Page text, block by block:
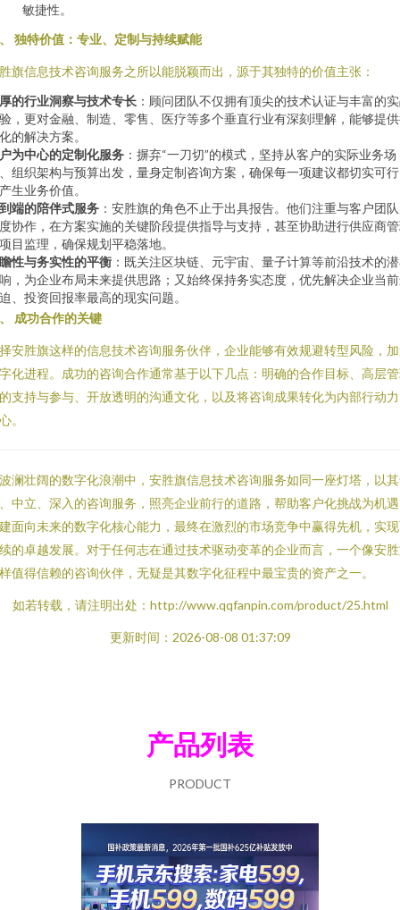
敏捷性。
独特价值：专业、定制与持续赋能
旗信息技术咨询服务之所以能脱颖而出，源于其独特的价值主张：
的行业洞察与技术专长 ：顾问团队不仅拥有顶尖的技术认证与丰富的
，更对金融、制造、零售、医疗等多个垂直行业有深刻理解，能够提
的解决方案。
为中心的定制化服务 ：摒弃“一刀切”的模式，坚持从客户的实际业务场
组织架构与预算出发，量身定制咨询方案，确保每一项建议都切实可
生业务价值。
端的陪伴式服务 ：安胜旗的角色不止于出具报告。他们注重与客户团
协作，在方案实施的关键阶段提供指导与支持，甚至协助进行供应商
目监理，确保规划平稳落地。
性与务实性的平衡 ：既关注区块链、元宇宙、量子计算等前沿技术的
，为企业布局未来提供思路；又始终保持务实态度，优先解决企业当
、投资回报率最高的现实问题。
成功合作的关键
安胜旗这样的信息技术咨询服务伙伴，企业能够有效规避转型风险，
化进程。成功的咨询合作通常基于以下几点：明确的合作目标、高层
支持与参与、开放透明的沟通文化，以及将咨询成果转化为内部行动
。
澜壮阔的数字化浪潮中，安胜旗信息技术咨询服务如同一座灯塔，以
中立、深入的咨询服务，照亮企业前行的道路，帮助客户化挑战为机
面向未来的数字化核心能力，最终在激烈的市场竞争中赢得先机，实
的卓越发展。对于任何志在通过技术驱动变革的企业而言，一个像安
值得信赖的咨询伙伴，无疑是其数字化征程中最宝贵的资产之一。
如若转载，请注明出处：http://www.qqfanpin.com/product/25.html
更新时间：2026-08-08 01:37:09
产品列表
PRODUCT